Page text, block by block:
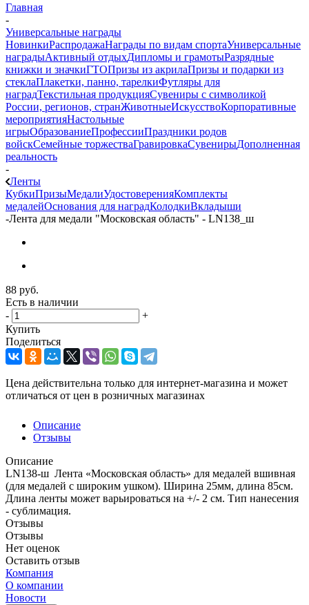
Главная
-
Универсальные награды
НовинкиРаспродажаНаграды по видам спортаУниверсальные
наградыАктивный отдыхДипломы и грамотыРазрядные
книжки и значкиГТОПризы из акрилаПризы и подарки из
стеклаПлакетки, панно, тарелкиФутляры для
наградТекстильная продукцияСувениры с символикой
России, регионов, странЖивотныеИскусствоКорпоративные
мероприятияНастольные
игрыОбразованиеПрофессииПраздники родов
войскСемейные торжестваГравировкаСувенирыДополненная
реальность
-
Ленты
КубкиПризыМедалиУдостоверенияКомплекты
медалейОснования для наградКолодкиВкладыши
-Лента для медали "Московская область" - LN138_ш
88 руб.
Есть в наличии
-
+
Купить
Поделиться
Цена действительна только для интернет-магазина и может
отличаться от цен в розничных магазинах
Описание
Отзывы
Описание
LN138-ш Лента «Московская область» для медалей вшивная
(для медалей с широким ушком). Ширина 25мм, длина 85см.
Длина ленты может варьироваться на +/- 2 см. Тип нанесения
- сублимация.
Отзывы
Отзывы
Нет оценок
Оставить отзыв
Компания
О компании
Новости